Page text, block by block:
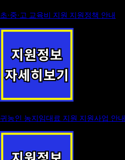
초·중·고 교육비 지원 지원정책 안내
귀농인 농지임대료 지원 지원사업 안내